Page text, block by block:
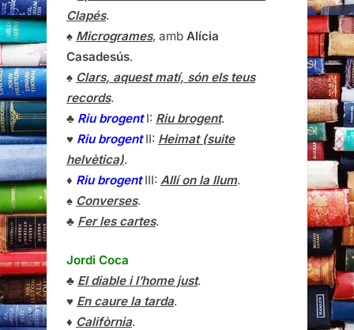
Clapés.
♠ Microgrames, amb Alícia
Casadesús.
♠ Clars, aquest matí, són els teus
records.
♣ Riu brogentI: Riu brogent.
♥ Riu brogentII: Heimat (suite
helvètica).
♦ Riu brogentIII: Allí on la llum.
♠ Converses.
♣ Fer les cartes.
Jordi Coca
♣ El diable i l’home just.
♥ En caure la tarda.
♦ Califòrnia.